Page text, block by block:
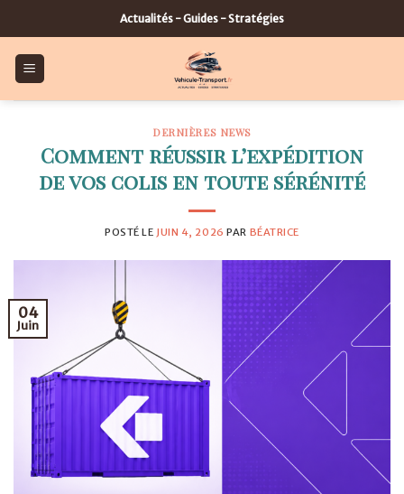
to
content
Actualités - Guides - Stratégies
DERNIÈRES NEWS
Comment réussir l’expédition
de vos colis en toute sérénité
POSTÉ LE JUIN 4, 2026 PAR BÉATRICE
04
Juin